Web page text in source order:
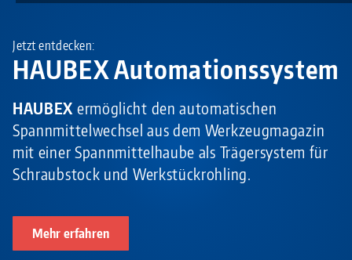
HAUBEX Automationssystem
Jetzt entdecken:
HAUBEX ermöglicht den automatischen
Spannmittelwechsel aus dem Werkzeugmagazin
mit einer Spannmittelhaube als Trägersystem für
Schraubstock und Werkstückrohling.
Mehr erfahren